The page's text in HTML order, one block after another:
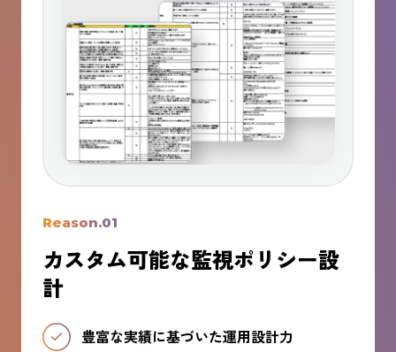
Reason.01
カスタム可能な監視ポリシー設
計
豊富な実績に基づいた運用設計力